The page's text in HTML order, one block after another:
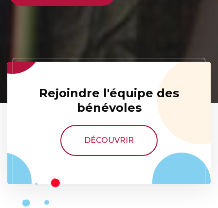
Rejoindre l'équipe des
bénévoles
DÉCOUVRIR